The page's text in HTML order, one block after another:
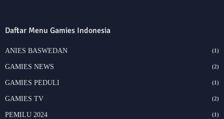
Daftar Menu Gamies Indonesia
ANIES BASWEDAN (1)
GAMIES NEWS (2)
GAMIES PEDULI (1)
GAMIES TV (2)
PEMILU 2024 (1)